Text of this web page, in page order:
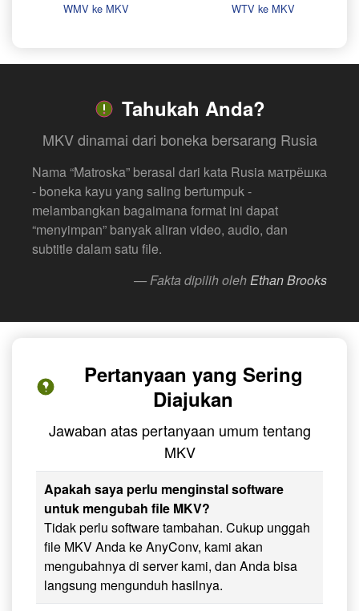
WMV ke MKV
WTV ke MKV
Tahukah Anda?
MKV dinamai dari boneka bersarang Rusia
Nama “Matroska” berasal dari kata Rusia матрёшка
- boneka kayu yang saling bertumpuk -
melambangkan bagaimana format ini dapat
“menyimpan” banyak aliran video, audio, dan
subtitle dalam satu file.
— Fakta dipilih olehEthan Brooks
Pertanyaan yang Sering
Diajukan
Jawaban atas pertanyaan umum tentang
MKV
Apakah saya perlu menginstal software
untuk mengubah file MKV?
Tidak perlu software tambahan. Cukup unggah
file MKV Anda ke AnyConv, kami akan
mengubahnya di server kami, dan Anda bisa
langsung mengunduh hasilnya.